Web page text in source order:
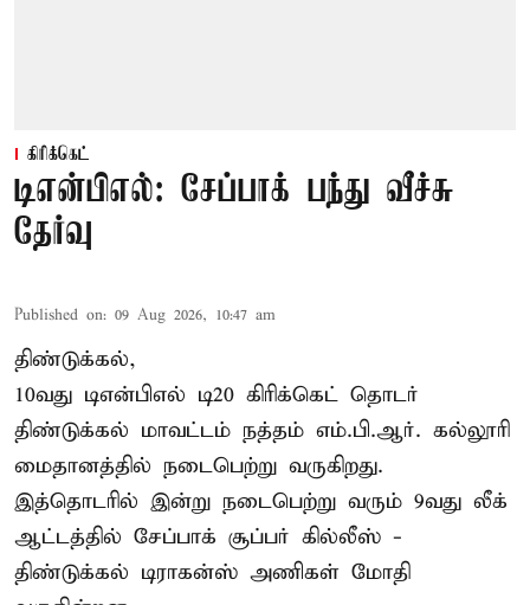
கிரிக்கெட்
டிஎன்பிஎல்: சேப்பாக் பந்து வீச்சு
தேர்வு
Published on: 09 Aug 2026, 10:47 am
திண்டுக்கல்,
10வது டிஎன்பிஎல் டி20 கிரிக்கெட் தொடர்
திண்டுக்கல் மாவட்டம் நத்தம் எம்.பி.ஆர். கல்லூரி
மைதானத்தில் நடைபெற்று வருகிறது.
இத்தொடரில் இன்று நடைபெற்று வரும் 9வது லீக்
ஆட்டத்தில் சேப்பாக் சூப்பர் கில்லீஸ் -
திண்டுக்கல் டிராகன்ஸ் அணிகள் மோதி